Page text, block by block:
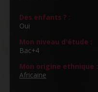
Des enfants ? :
Oui
Mon niveau d'étude :
Bac+4
Mon origine ethnique :
Africaine